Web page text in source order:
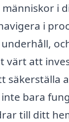
i
i
värt att
säkerställa
bara
till ditt